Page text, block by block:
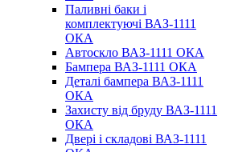
Паливні баки і
комплектуючі ВАЗ-1111
ОКА
Автоскло ВАЗ-1111 ОКА
Бампера ВАЗ-1111 ОКА
Деталі бампера ВАЗ-1111
ОКА
Захисту від бруду ВАЗ-1111
ОКА
Двері і складові ВАЗ-1111